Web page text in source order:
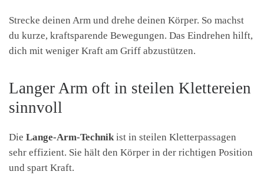
Strecke deinen Arm und drehe deinen Körper. So machst
du kurze, kraftsparende Bewegungen. Das Eindrehen hilft,
dich mit weniger Kraft am Griff abzustützen.
Langer Arm oft in steilen Klettereien
sinnvoll
Die Lange-Arm-Technikist in steilen Kletterpassagen
sehr effizient. Sie hält den Körper in der richtigen Position
und spart Kraft.